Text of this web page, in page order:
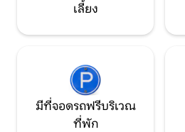
เลี้ยง
มีที่จอดรถฟรีบริเวณ
ที่พัก